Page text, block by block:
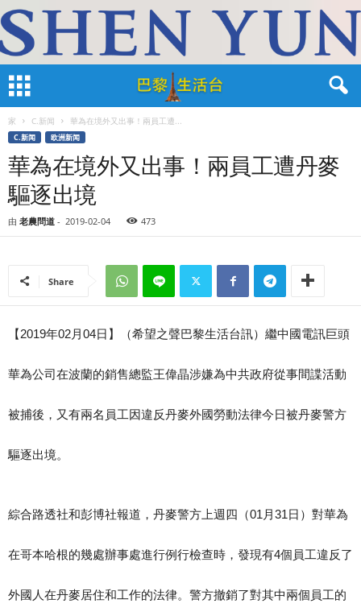
家 C.新闻 華為在境外又出事！兩員工遭...
C.新闻 欧洲新闻
華為在境外又出事！兩員工遭丹麥
驅逐出境
由 老農問道 - 2019-02-04 473
Share
【2019年02月04日】（希望之聲巴黎生活台訊）繼中國電訊巨頭
華為公司在波蘭的銷售總監王偉晶涉嫌為中共政府從事間諜活動
被捕後，又有兩名員工因違反丹麥外國勞動法律今日被丹麥警方
驅逐出境。
綜合路透社和彭博社報道，丹麥警方上週四（01月31日）對華為
在哥本哈根的幾處辦事處進行例行檢查時，發現有4個員工違反了
外國人在丹麥居住和工作的法律。警方撤銷了對其中兩個員工的